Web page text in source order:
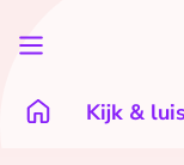
Kijk &